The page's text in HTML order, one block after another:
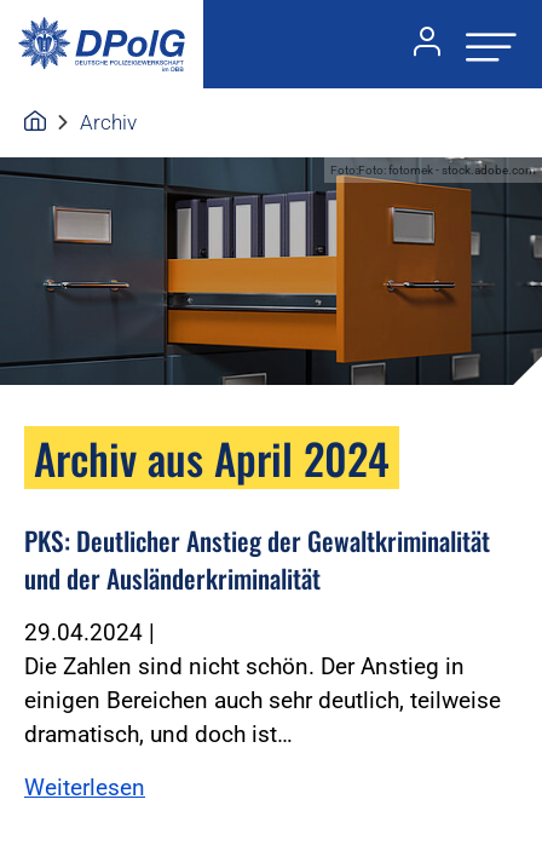
Archiv
Foto:Foto: fotomek - stock.adobe.com
Archiv aus April 2024
PKS: Deutlicher Anstieg der Gewaltkriminalität
und der Ausländerkriminalität
29.04.2024 |
Die Zahlen sind nicht schön. Der Anstieg in
einigen Bereichen auch sehr deutlich, teilweise
dramatisch, und doch ist…
Weiterlesen